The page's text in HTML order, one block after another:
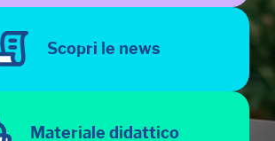
Scopri le news
Materiale didattico